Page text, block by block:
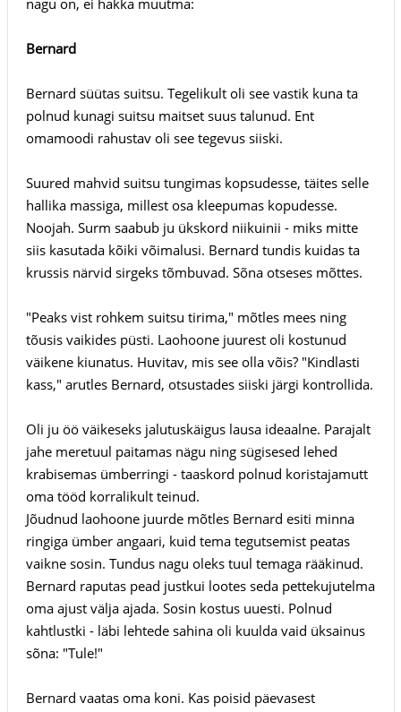
Bernard
Bernard süütas suitsu. Tegelikult oli see vastik kuna ta
polnud kunagi suitsu maitset suus talunud. Ent
omamoodi rahustav oli see tegevus siiski.
Suured mahvid suitsu tungimas kopsudesse, täites selle
hallika massiga, millest osa kleepumas kopudesse.
Noojah. Surm saabub ju ükskord niikuinii - miks mitte
siis kasutada kõiki võimalusi. Bernard tundis kuidas ta
krussis närvid sirgeks tõmbuvad. Sõna otseses mõttes.
"Peaks vist rohkem suitsu tirima," mõtles mees ning
tõusis vaikides püsti. Laohoone juurest oli kostunud
väikene kiunatus. Huvitav, mis see olla võis? "Kindlasti
kass," arutles Bernard, otsustades siiski järgi kontrollida.
Oli ju öö väikeseks jalutuskäigus lausa ideaalne. Parajalt
jahe meretuul paitamas nägu ning sügisesed lehed
krabisemas ümberringi - taaskord polnud koristajamutt
oma tööd korralikult teinud.
Jõudnud laohoone juurde mõtles Bernard esiti minna
ringiga ümber angaari, kuid tema tegutsemist peatas
vaikne sosin. Tundus nagu oleks tuul temaga rääkinud.
Bernard raputas pead justkui lootes seda pettekujutelma
oma ajust välja ajada. Sosin kostus uuesti. Polnud
kahtlustki - läbi lehtede sahina oli kuulda vaid üksainus
sõna: "Tule!"
Bernard vaatas oma koni. Kas poisid päevasest